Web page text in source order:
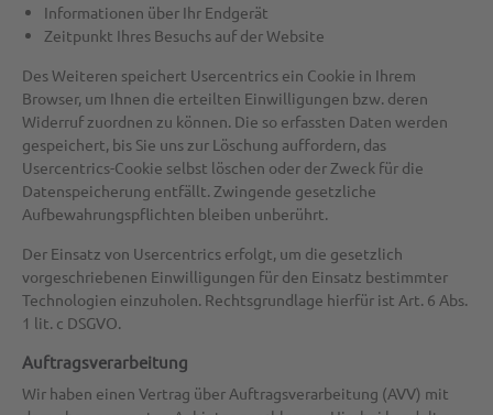
Informationen über Ihr Endgerät
Zeitpunkt Ihres Besuchs auf der Website
Des Weiteren speichert Usercentrics ein Cookie in Ihrem
Browser, um Ihnen die erteilten Einwilligungen bzw. deren
Widerruf zuordnen zu können. Die so erfassten Daten werden
gespeichert, bis Sie uns zur Löschung auffordern, das
Usercentrics-Cookie selbst löschen oder der Zweck für die
Datenspeicherung entfällt. Zwingende gesetzliche
Aufbewahrungspflichten bleiben unberührt.
Der Einsatz von Usercentrics erfolgt, um die gesetzlich
vorgeschriebenen Einwilligungen für den Einsatz bestimmter
Technologien einzuholen. Rechtsgrundlage hierfür ist Art. 6 Abs.
1 lit. c DSGVO.
Auftragsverarbeitung
Wir haben einen Vertrag über Auftragsverarbeitung (AVV) mit